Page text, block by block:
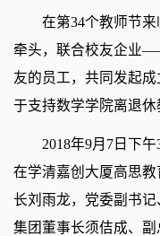
在第34个教师节
牵头，联合校友企业
友的员工，共同发起
于支持数学学院离退休
2018年9月7日下
在学清嘉创大厦高思
长刘雨龙，党委副书
集团董事长须佶成、